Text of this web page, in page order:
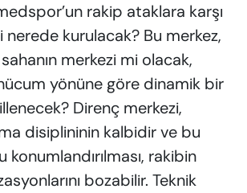
rakip ataklara karşı
nerede kurulacak? Bu merkez,
merkezi mi olacak,
yönüne göre dinamik bir
Direnç merkezi,
disiplininin kalbidir ve bu
rakibin
bozabilir. Teknik